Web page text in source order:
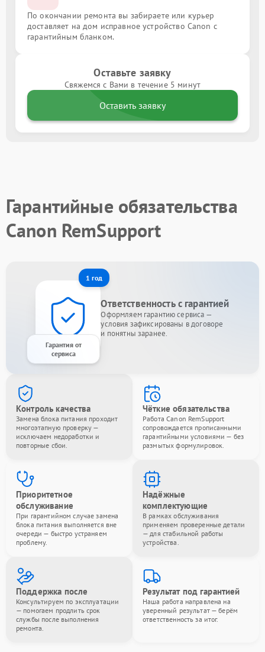
По окончании ремонта вы забираете или курьер
доставляет на дом исправное устройство Canon с
гарантийным бланком.
Оставьте заявку
Свяжемся с Вами в течение 5 минут
Оставить заявку
Гарантийные обязательства
Canon RemSupport
1 год
Гарантия от
сервиса
Ответственность с гарантией
Оформляем гарантию сервиса —
условия зафиксированы в договоре
и понятны заранее.
Контроль качества
Замена блока питания проходит
многоэтапную проверку —
исключаем недоработки и
повторные сбои.
Чёткие обязательства
Работа Canon RemSupport
сопровождается прописанными
гарантийными условиями — без
размытых формулировок.
Приоритетное
обслуживание
При гарантийном случае замена
блока питания выполняется вне
очереди — быстро устраняем
проблему.
Надёжные
комплектующие
В рамках обслуживания
применяем проверенные детали
— для стабильной работы
устройства.
Поддержка после
Консультируем по эксплуатации
— помогаем продлить срок
службы после выполнения
ремонта.
Результат под гарантией
Наша работа направлена на
уверенный результат — берём
ответственность за итог.